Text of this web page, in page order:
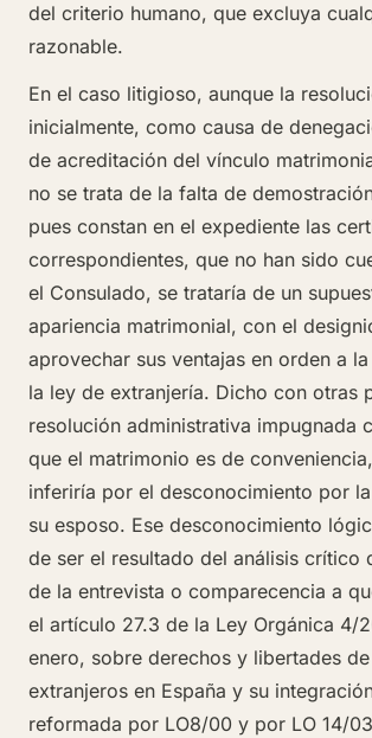
del criterio humano, que excluya
razonable.
En el caso litigioso, aunque la
inicialmente, como causa de
de acreditación del vínculo
no se trata de la falta de
pues constan en el expediente las
correspondientes, que no han sido
el Consulado, se trataría de un
apariencia matrimonial, con el
aprovechar sus ventajas en orden a
la ley de extranjería. Dicho con otras
resolución administrativa impugnada
que el matrimonio es de
inferiría por el desconocimiento por
su esposo. Ese desconocimiento
de ser el resultado del análisis crítico
de la entrevista o comparecencia a
el artículo 27.3 de la Ley Orgánica 4/
enero, sobre derechos y libertades
extranjeros en España y su
reformada por LO8/00 y por LO 14/